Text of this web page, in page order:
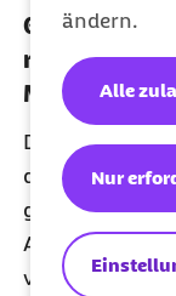
ändern.
Nur
Alle
04.10.2018 -
Die
der
geplanten